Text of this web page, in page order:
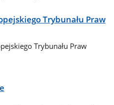
Trybunału Praw
Trybunału Praw